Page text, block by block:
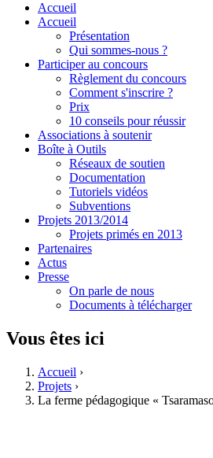
Accueil
Accueil
Présentation
Qui sommes-nous ?
Participer au concours
Règlement du concours
Comment s'inscrire ?
Prix
10 conseils pour réussir
Associations à soutenir
Boîte à Outils
Réseaux de soutien
Documentation
Tutoriels vidéos
Subventions
Projets 2013/2014
Projets primés en 2013
Partenaires
Actus
Presse
On parle de nous
Documents à télécharger
Vous êtes ici
Accueil ›
Projets ›
La ferme pédagogique «